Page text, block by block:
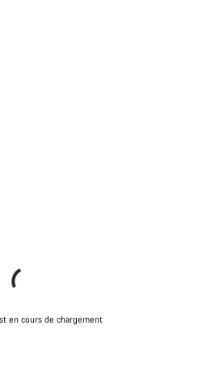
en cours de chargement